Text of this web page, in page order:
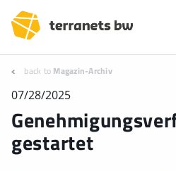
back to Magazin-Archiv
07/28/2025
gestartet